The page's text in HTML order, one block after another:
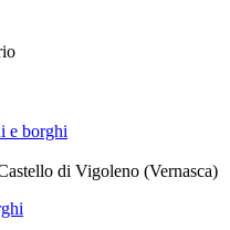
e borghi
di Vigoleno (Vernasca)